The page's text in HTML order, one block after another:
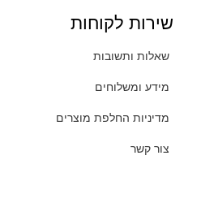
שירות לקוחות
שאלות ותשובות
מידע ומשלוחים
מדיניות החלפת מוצרים
צור קשר